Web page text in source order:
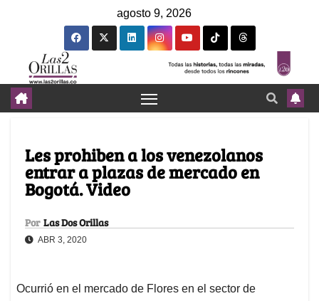
agosto 9, 2026
Les prohiben a los venezolanos
entrar a plazas de mercado en
Bogotá. Video
Por Las Dos Orillas
ABR 3, 2020
Ocurrió en el mercado de Flores en el sector de